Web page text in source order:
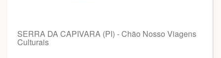
SERRA DA CAPIVARA (PI) - Chão Nosso Viagens
Culturais